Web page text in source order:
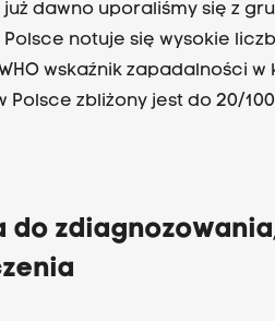
dawno uporaliśmy się z
notuje się wysokie
wskaźnik zapadalności w
Polsce zbliżony jest do 20/
do